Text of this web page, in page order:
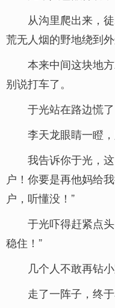
从沟里爬出来，
荒无人烟的野地绕到外
本来中间这块地
别说打车了。
于光站在路边慌
李天龙眼睛一瞪
我告诉你于光，
户！你要是再他妈给
户，听懂没！”
于光吓得赶紧点
稳住！”
几个人不敢再钻
走了一阵子，终